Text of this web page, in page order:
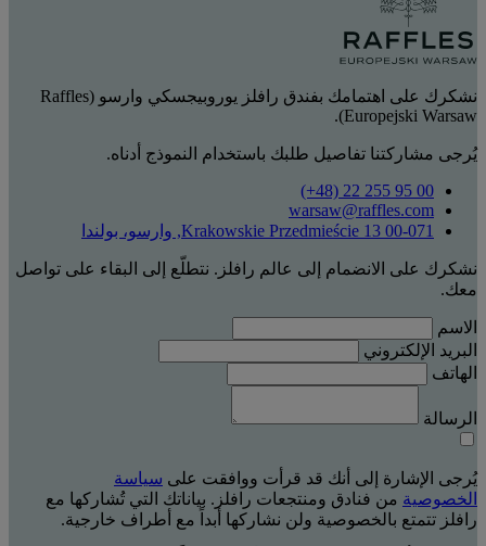
نشكرك على اهتمامك بفندق رافلز يوروبيجسكي وارسو (Raffles
Europejski Warsaw).
يُرجى مشاركتنا تفاصيل طلبك باستخدام النموذج أدناه.
‎(+48) 22 255 95 00‏
warsaw@raffles.com
Krakowskie Przedmieście 13 00-071, وارسو، بولندا
نشكرك على الانضمام إلى عالم رافلز. نتطلّع إلى البقاء على تواصل
معك.
الاسم
البريد الإلكتروني
الهاتف
الرسالة
يُرجى الإشارة إلى أنك قد قرأت ووافقت على سياسة
الخصوصية من فنادق ومنتجعات رافلز. بياناتك التي تُشاركها مع
رافلز تتمتع بالخصوصية ولن نشاركها أبداً مع أطراف خارجية.